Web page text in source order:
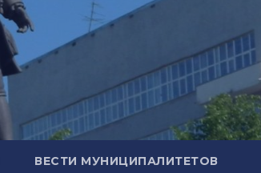
ВЕСТИ МУНИЦИПАЛИТЕТОВ